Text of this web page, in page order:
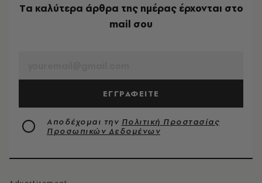
Tα καλύτερα άρθρα της ημέρας έρχονται στο
mail σου
ΕΓΓΡΑΦΕΙΤΕ
Αποδέχομαι την Πολιτική Προστασίας
Προσωπικών Δεδομένων